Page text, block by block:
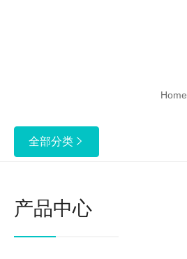
Home
全部分类 
产品中心